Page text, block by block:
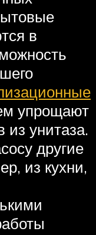
в
упрощают
из унитаза.
другие
из кухни,